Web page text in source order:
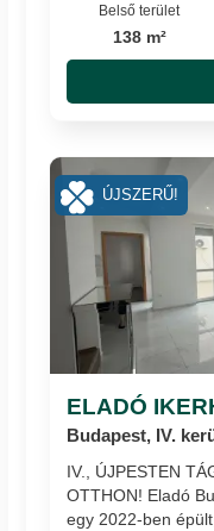
Belső terület
138 m²
ELADÓ
Budapest, IV.
IV., ÚJPESTEN
OTTHON! Eladó
egy 2022-ben
ÚJSZERŰ!